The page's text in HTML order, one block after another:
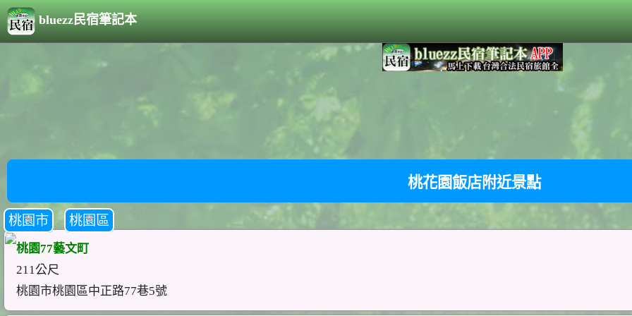
bluezz民宿筆記本
桃花園飯店附近景點
桃園市 桃園區
桃園77藝文町
211公尺
桃園市桃園區中正路77巷5號